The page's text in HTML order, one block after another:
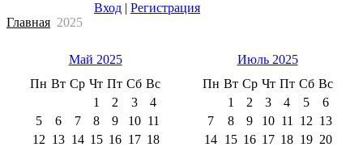
Вход | Регистрация
Главная 2025
Май 2025
Пн Вт Ср Чт Пт Сб Вс
1
2 3
4
5
6 7 8 9 10 11
12 13 14 15 16 17 18
Июль 2025
Пн Вт Ср Чт Пт Сб Вс
1
2 3 4 5
6
7
8 9 10 11 12 13
14 15 16 17 18 19 20